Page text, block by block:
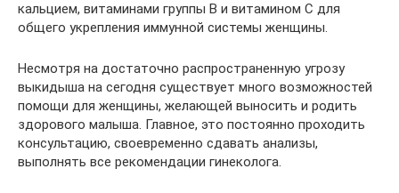
кальцием, витаминами группы В и витамином С для
общего укрепления иммунной системы женщины.
Несмотря на достаточно распространенную угрозу
выкидыша на сегодня существует много возможностей
помощи для женщины, желающей выносить и родить
здорового малыша. Главное, это постоянно проходить
консультацию, своевременно сдавать анализы,
выполнять все рекомендации гинеколога.